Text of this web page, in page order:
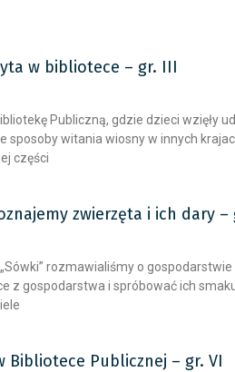
w bibliotece – gr. III
Publiczną, gdzie dzieci wzięły
sposoby witania wiosny w innych
części
zwierzęta i ich dary –
rozmawialiśmy o
z gospodarstwa i spróbować ich
Bibliotece Publicznej – gr. VI